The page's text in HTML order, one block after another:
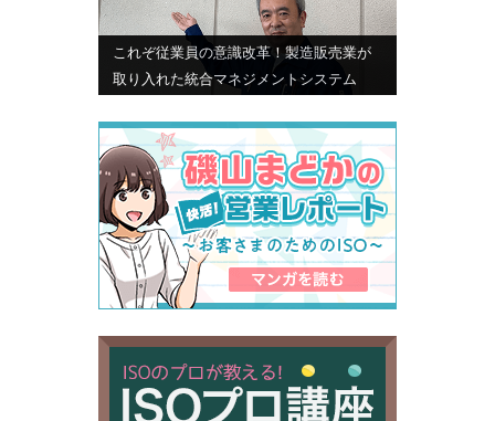
これぞ従業員の意識改革！製造販売業が
取り入れた統合マネジメントシステム